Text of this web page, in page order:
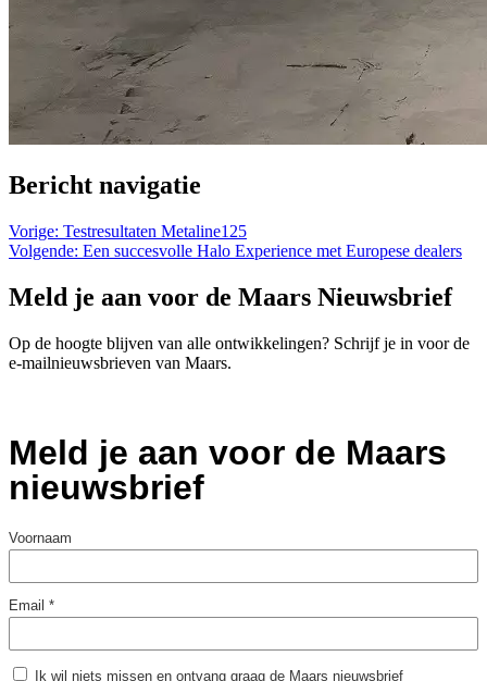
Bericht navigatie
Vorige: Testresultaten Metaline125
Volgende: Een succesvolle Halo Experience met Europese dealers
Meld je aan voor de Maars Nieuwsbrief
Op de hoogte blijven van alle ontwikkelingen? Schrijf je in voor de
e-mailnieuwsbrieven van Maars.